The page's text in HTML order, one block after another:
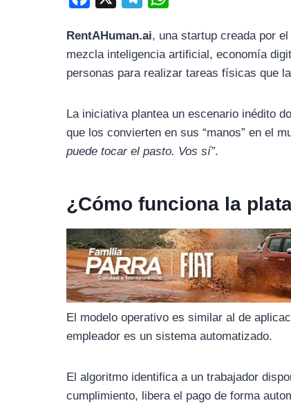
c
e
b
l
e
g
a
t
s
RentAHuman.ai, una startup creada por
mezcla inteligencia artificial, economía
personas para realizar tareas físicas que
La iniciativa plantea un escenario inédito
que los convierten en sus “manos” en el
puede tocar el pasto. Vos sí”.
¿Cómo funciona la
El modelo operativo es similar al de
empleador es un sistema automatizado.
El algoritmo identifica a un trabajador
cumplimiento, libera el pago de forma